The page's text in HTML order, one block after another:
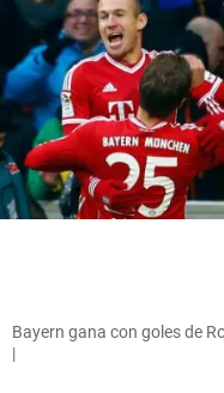
Bayern gana con goles de
|